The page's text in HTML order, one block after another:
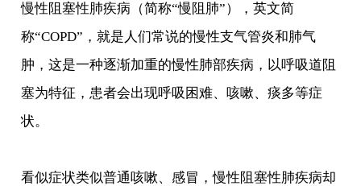
慢性阻塞性肺疾病（简称“慢阻肺”），英文简
称“COPD”，就是人们常说的慢性支气管炎和肺气
肿，这是一种逐渐加重的慢性肺部疾病，以呼吸道阻
塞为特征，患者会出现呼吸困难、咳嗽、痰多等症
状。
看似症状类似普通咳嗽、感冒，慢性阻塞性肺疾病却